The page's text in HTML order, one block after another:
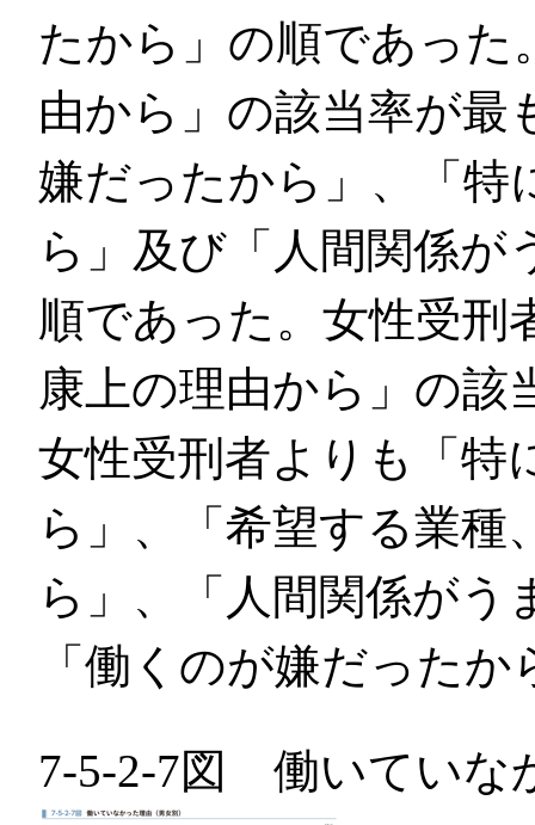
たから」の順であった
由から」の該当率が最
嫌だったから」、「特
ら」及び「人間関係
順であった。女性受刑
康上の理由から」の該
女性受刑者よりも「特
ら」、「希望する業種
ら」、「人間関係が
「働くのが嫌だった
7-5-2-7図 働いていな